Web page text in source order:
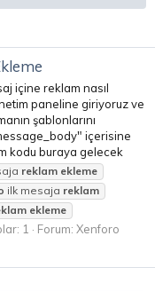
içine reklam nasıl
paneline giriyoruz ve
şablonlarını
içerisine
kodu buraya gelecek
reklam ekleme
ilk mesaja reklam
ekleme
1 Forum: Xenforo